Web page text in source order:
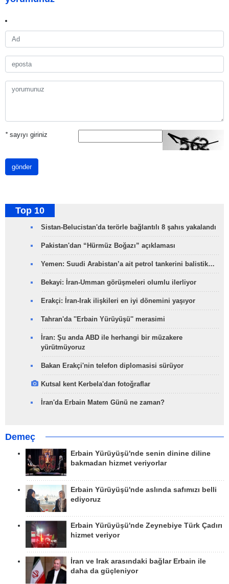
*sayıyı giriniz
gönder
Top 10
Sistan-Belucistan'da terörle bağlantılı 8 şahıs yakalandı
Pakistan'dan “Hürmüz Boğazı” açıklaması
Yemen: Suudi Arabistan’a ait petrol tankerini balistik…
Bekayi: İran-Umman görüşmeleri olumlu ilerliyor
Erakçi: İran-Irak ilişkileri en iyi dönemini yaşıyor
Tahran'da ''Erbain Yürüyüşü'' merasimi
İran: Şu anda ABD ile herhangi bir müzakere
yürütmüyoruz
Bakan Erakçi'nin telefon diplomasisi sürüyor
Kutsal kent Kerbela'dan fotoğraflar
İran'da Erbain Matem Günü ne zaman?
Demeç
Erbain Yürüyüşü'nde senin dinine diline
bakmadan hizmet veriyorlar
Erbain Yürüyüşü'nde aslında safımızı belli
ediyoruz
Erbain Yürüyüşü'nde Zeynebiye Türk Çadırı
hizmet veriyor
İran ve Irak arasındaki bağlar Erbain ile
daha da güçleniyor